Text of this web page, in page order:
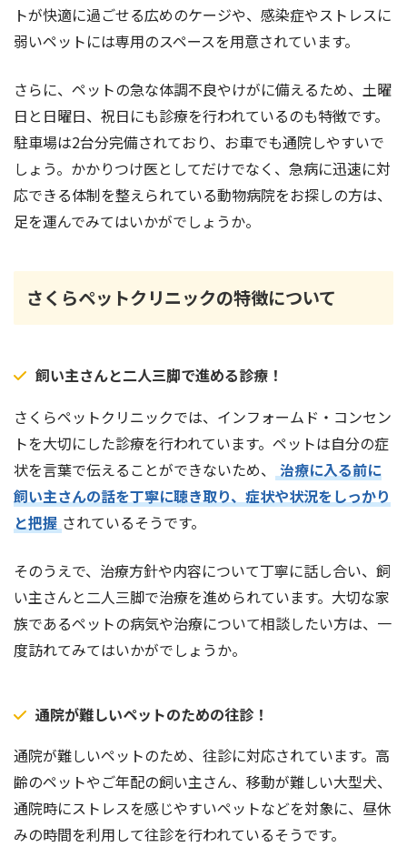
トが快適に過ごせる広めのケージや、感染症やストレスに
弱いペットには専用のスペースを用意されています。
さらに、ペットの急な体調不良やけがに備えるため、土曜
日と日曜日、祝日にも診療を行われているのも特徴です。
駐車場は2台分完備されており、お車でも通院しやすいで
しょう。かかりつけ医としてだけでなく、急病に迅速に対
応できる体制を整えられている動物病院をお探しの方は、
足を運んでみてはいかがでしょうか。
さくらペットクリニックの特徴について
飼い主さんと二人三脚で進める診療！
さくらペットクリニックでは、インフォームド・コンセン
トを大切にした診療を行われています。ペットは自分の症
状を言葉で伝えることができないため、
治療に入る前に
飼い主さんの話を丁寧に聴き取り、症状や状況をしっかり
と把握 されているそうです。
そのうえで、治療方針や内容について丁寧に話し合い、飼
い主さんと二人三脚で治療を進められています。大切な家
族であるペットの病気や治療について相談したい方は、一
度訪れてみてはいかがでしょうか。
通院が難しいペットのための往診！
通院が難しいペットのため、往診に対応されています。高
齢のペットやご年配の飼い主さん、移動が難しい大型犬、
通院時にストレスを感じやすいペットなどを対象に、昼休
みの時間を利用して往診を行われているそうです。